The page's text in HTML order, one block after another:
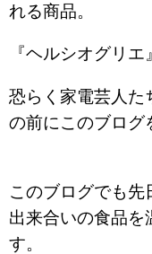
れる商品。
『ヘルシオグリ
恐らく家電芸人
の前にこのブログ
このブログでも
出来合いの食品を
す。